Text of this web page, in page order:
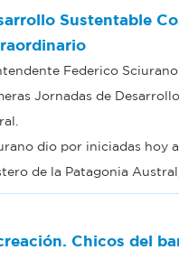
Sustentable
Federico
Jornadas de
dio por iniciadas hoy
de la Patagonia
Chicos del